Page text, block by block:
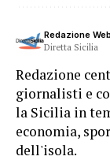
Redazione Web
Diretta Sicilia
Redazione
giornalisti e
la Sicilia in
economia,
dell'isola.